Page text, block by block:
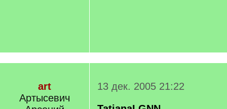
art
Артысевич
13 дек. 2005 21:22